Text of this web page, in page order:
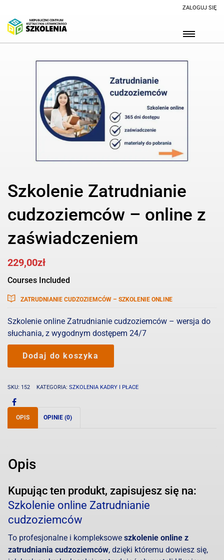
ZALOGUJ SIĘ
Szkolenie Zatrudnianie
cudzoziemców – online z
zaświadczeniem
229,00zł
Courses Included
ZATRUDNIANIE CUDZOZIEMCÓW – SZKOLENIE ONLINE
Szkolenie online Zatrudnianie cudzoziemców – wersja do
słuchania, z wygodnym dostępem 24/7
Szkolenie
online
zaświadczeniem
Dodaj do koszyka
SKU: 152 KATEGORIA: SZKOLENIA KADRY I PŁACE
OPIS OPINIE (0)
Opis
Kupując ten produkt, zapisujesz się na:
Szkolenie online Zatrudnianie
cudzoziemców
To profesjonalne i kompleksowe szkolenie online z
zatrudniania cudzoziemców, dzięki któremu dowiesz się,